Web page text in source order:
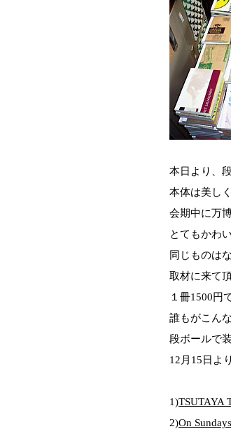
本日より、
本体は美し
会期中に万
とてもかわ
同じものは
取材に来て
１冊1500円
誰もがこん
段ボールで
12月15日よ
1)TSUTAYA
2)On Sundays